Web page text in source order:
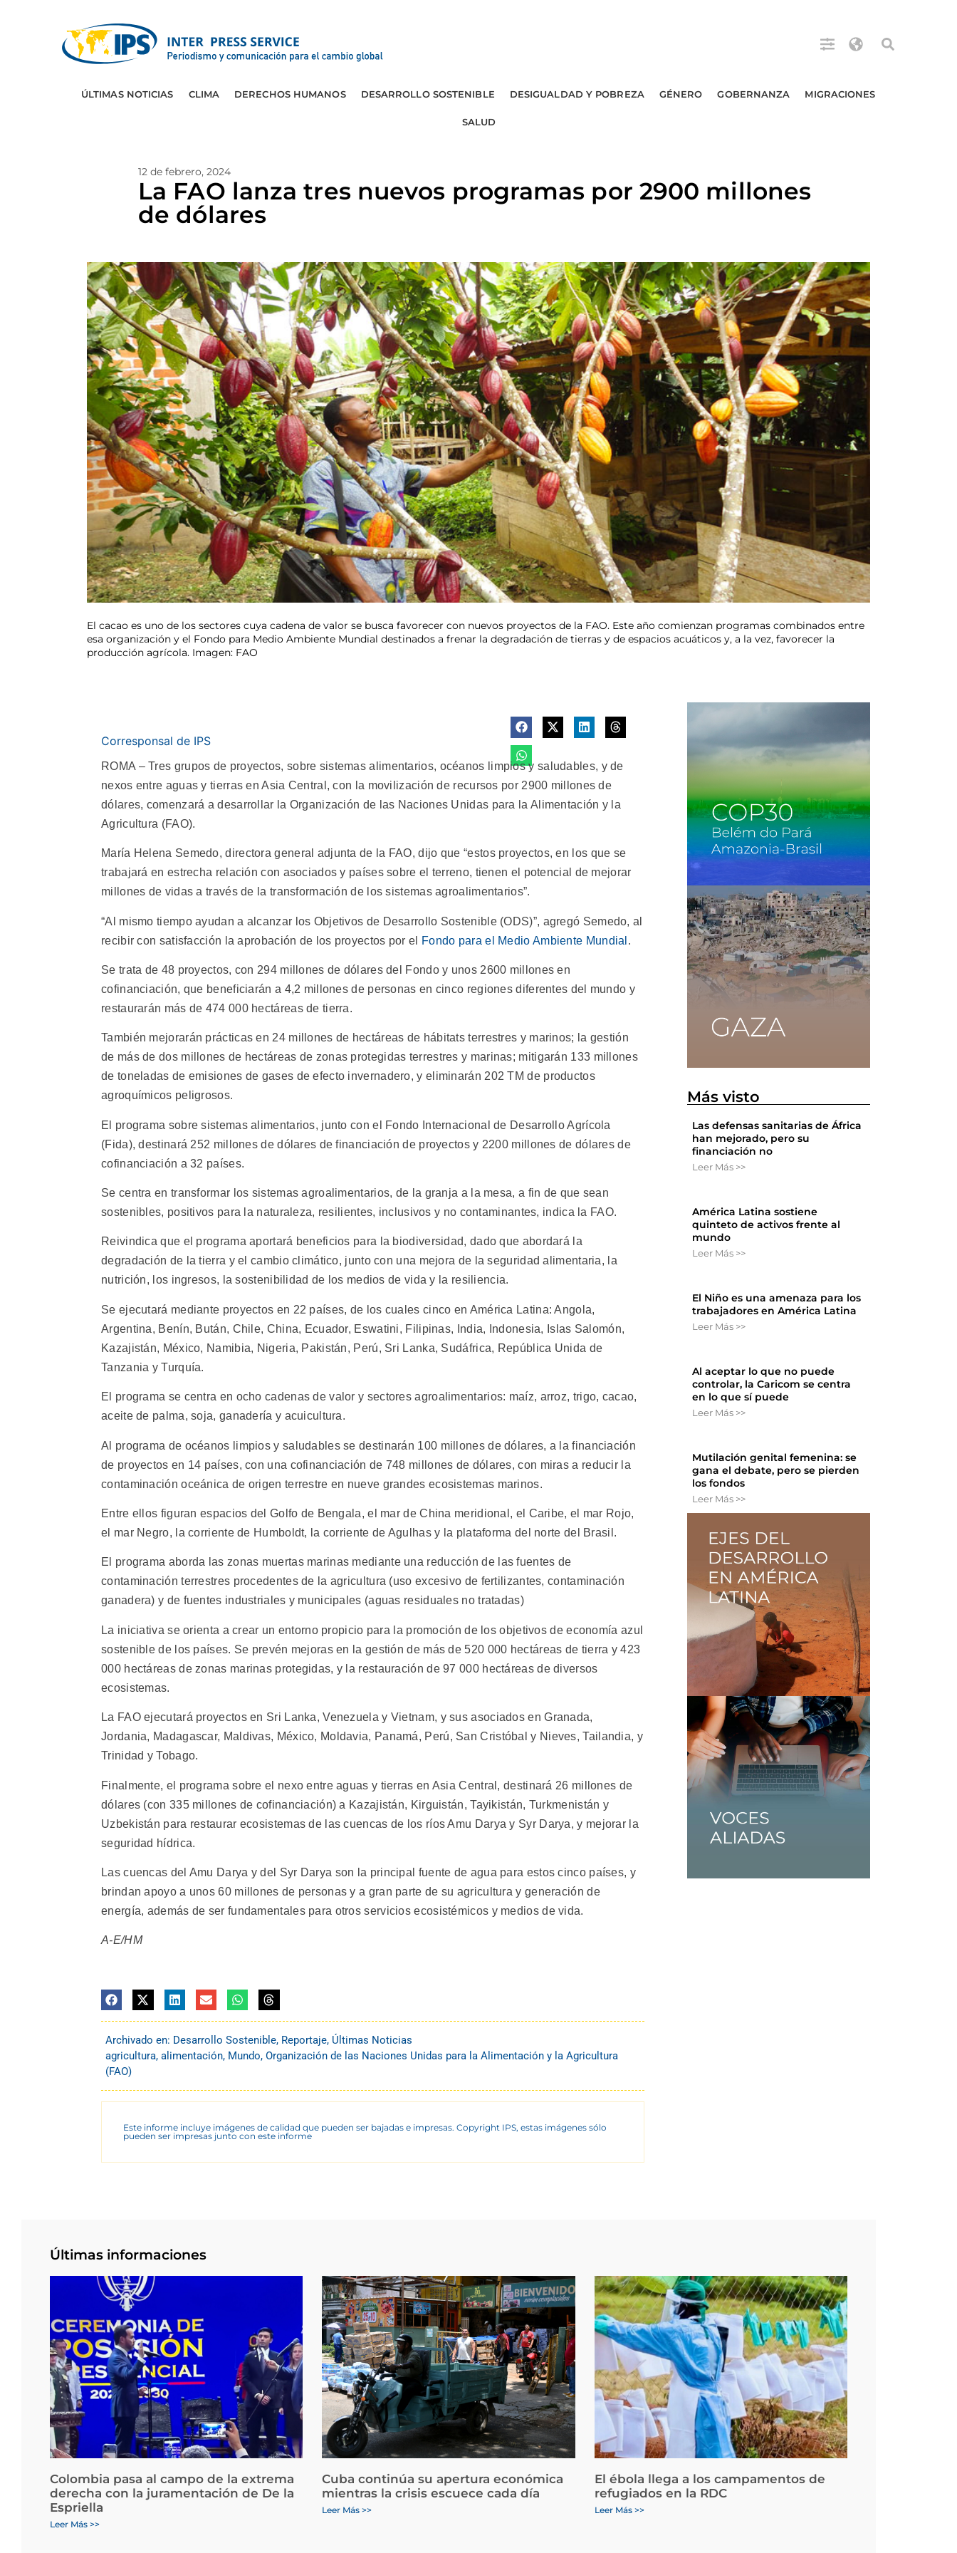
ÚLTIMAS NOTICIAS CLIMA DERECHOS HUMANOS DESARROLLO SOSTENIBLE DESIGUALDAD Y POBREZA GÉNERO GOBERNANZA MIGRACIONES
SALUD
12 de febrero, 2024
La FAO lanza tres nuevos programas por 2900 millones
de dólares
El cacao es uno de los sectores cuya cadena de valor se busca favorecer con nuevos proyectos de la FAO. Este año comienzan programas combinados entre
esa organización y el Fondo para Medio Ambiente Mundial destinados a frenar la degradación de tierras y de espacios acuáticos y, a la vez, favorecer la
producción agrícola. Imagen: FAO
Corresponsal de IPS
ROMA – Tres grupos de proyectos, sobre sistemas alimentarios, océanos limpios y saludables, y de
nexos entre aguas y tierras en Asia Central, con la movilización de recursos por 2900 millones de
dólares, comenzará a desarrollar la Organización de las Naciones Unidas para la Alimentación y la
Agricultura (FAO).
María Helena Semedo, directora general adjunta de la FAO, dijo que “estos proyectos, en los que se
trabajará en estrecha relación con asociados y países sobre el terreno, tienen el potencial de mejorar
millones de vidas a través de la transformación de los sistemas agroalimentarios”.
“Al mismo tiempo ayudan a alcanzar los Objetivos de Desarrollo Sostenible (ODS)”, agregó Semedo, al
recibir con satisfacción la aprobación de los proyectos por el
Fondo para el Medio Ambiente Mundial .
Se trata de 48 proyectos, con 294 millones de dólares del Fondo y unos 2600 millones en
cofinanciación, que beneficiarán a 4,2 millones de personas en cinco regiones diferentes del mundo y
restaurarán más de 474 000 hectáreas de tierra.
También mejorarán prácticas en 24 millones de hectáreas de hábitats terrestres y marinos; la gestión
de más de dos millones de hectáreas de zonas protegidas terrestres y marinas; mitigarán 133 millones
de toneladas de emisiones de gases de efecto invernadero, y eliminarán 202 TM de productos
agroquímicos peligrosos.
El programa sobre sistemas alimentarios, junto con el Fondo Internacional de Desarrollo Agrícola
(Fida), destinará 252 millones de dólares de financiación de proyectos y 2200 millones de dólares de
cofinanciación a 32 países.
Se centra en transformar los sistemas agroalimentarios, de la granja a la mesa, a fin de que sean
sostenibles, positivos para la naturaleza, resilientes, inclusivos y no contaminantes, indica la FAO.
Reivindica que el programa aportará beneficios para la biodiversidad, dado que abordará la
degradación de la tierra y el cambio climático, junto con una mejora de la seguridad alimentaria, la
nutrición, los ingresos, la sostenibilidad de los medios de vida y la resiliencia.
Se ejecutará mediante proyectos en 22 países, de los cuales cinco en América Latina: Angola,
Argentina, Benín, Bután, Chile, China, Ecuador, Eswatini, Filipinas, India, Indonesia, Islas Salomón,
Kazajistán, México, Namibia, Nigeria, Pakistán, Perú, Sri Lanka, Sudáfrica, República Unida de
Tanzania y Turquía.
El programa se centra en ocho cadenas de valor y sectores agroalimentarios: maíz, arroz, trigo, cacao,
aceite de palma, soja, ganadería y acuicultura.
Al programa de océanos limpios y saludables se destinarán 100 millones de dólares, a la financiación
de proyectos en 14 países, con una cofinanciación de 748 millones de dólares, con miras a reducir la
contaminación oceánica de origen terrestre en nueve grandes ecosistemas marinos.
Entre ellos figuran espacios del Golfo de Bengala, el mar de China meridional, el Caribe, el mar Rojo,
el mar Negro, la corriente de Humboldt, la corriente de Agulhas y la plataforma del norte del Brasil.
El programa aborda las zonas muertas marinas mediante una reducción de las fuentes de
contaminación terrestres procedentes de la agricultura (uso excesivo de fertilizantes, contaminación
ganadera) y de fuentes industriales y municipales (aguas residuales no tratadas)
La iniciativa se orienta a crear un entorno propicio para la promoción de los objetivos de economía azul
sostenible de los países. Se prevén mejoras en la gestión de más de 520 000 hectáreas de tierra y 423
000 hectáreas de zonas marinas protegidas, y la restauración de 97 000 hectáreas de diversos
ecosistemas.
La FAO ejecutará proyectos en Sri Lanka, Venezuela y Vietnam, y sus asociados en Granada,
Jordania, Madagascar, Maldivas, México, Moldavia, Panamá, Perú, San Cristóbal y Nieves, Tailandia, y
Trinidad y Tobago.
Finalmente, el programa sobre el nexo entre aguas y tierras en Asia Central, destinará 26 millones de
dólares (con 335 millones de cofinanciación) a Kazajistán, Kirguistán, Tayikistán, Turkmenistán y
Uzbekistán para restaurar ecosistemas de las cuencas de los ríos Amu Darya y Syr Darya, y mejorar la
seguridad hídrica.
Las cuencas del Amu Darya y del Syr Darya son la principal fuente de agua para estos cinco países, y
brindan apoyo a unos 60 millones de personas y a gran parte de su agricultura y generación de
energía, además de ser fundamentales para otros servicios ecosistémicos y medios de vida.
A-E/HM
Archivado en: Desarrollo Sostenible, Reportaje, Últimas Noticias
agricultura, alimentación, Mundo, Organización de las Naciones Unidas para la Alimentación y la Agricultura
(FAO)
Este informe incluye imágenes de calidad que pueden ser bajadas e impresas. Copyright IPS, estas imágenes sólo
pueden ser impresas junto con este informe
Más visto
Las defensas sanitarias de África
han mejorado, pero su
financiación no
Leer Más >>
América Latina sostiene
quinteto de activos frente al
mundo
Leer Más >>
El Niño es una amenaza para los
trabajadores en América Latina
Leer Más >>
Al aceptar lo que no puede
controlar, la Caricom se centra
en lo que sí puede
Leer Más >>
Mutilación genital femenina: se
gana el debate, pero se pierden
los fondos
Leer Más >>
Últimas informaciones
Colombia pasa al campo de la extrema
derecha con la juramentación de De la
Espriella
Leer Más >>
Cuba continúa su apertura económica
mientras la crisis escuece cada día
Leer Más >>
El ébola llega a los campamentos de
refugiados en la RDC
Leer Más >>